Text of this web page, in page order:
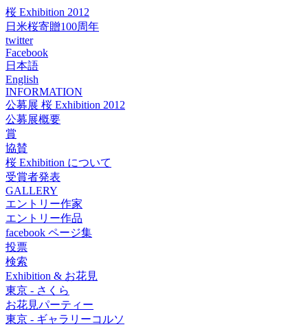
桜 Exhibition 2012
日米桜寄贈100周年
twitter
Facebook
日本語
English
INFORMATION
公募展 桜 Exhibition 2012
公募展概要
賞
協賛
桜 Exhibition について
受賞者発表
GALLERY
エントリー作家
エントリー作品
facebook ページ集
投票
検索
Exhibition & お花見
東京 - さくら
お花見パーティー
東京 - ギャラリーコルソ